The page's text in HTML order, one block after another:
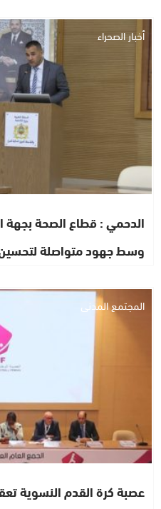
أخبار الصحراء
الدحمي : قطاع الصحة بجهة
وسط جهود متواصلة
المجتمع المدني
عصبة كرة القدم النسوية